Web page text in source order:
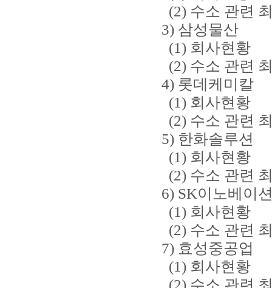
(2) 수소 관련
3) 삼성물산
(1) 회사현황
(2) 수소 관련
4) 롯데케미칼
(1) 회사현황
(2) 수소 관련
5) 한화솔루션
(1) 회사현황
(2) 수소 관련
6) SK이노베이
(1) 회사현황
(2) 수소 관련
7) 효성중공업
(1) 회사현황